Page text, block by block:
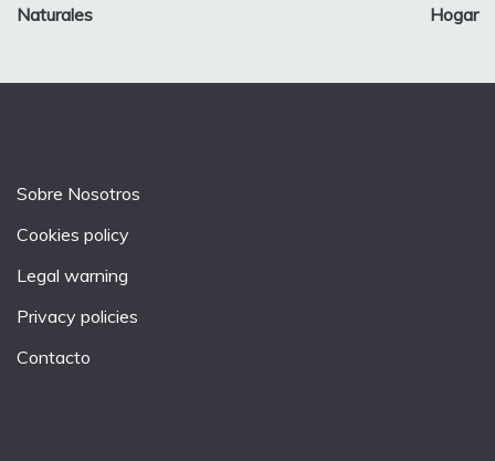
Naturales
Hogar
Sobre Nosotros
Cookies policy
Legal warning
Privacy policies
Contacto